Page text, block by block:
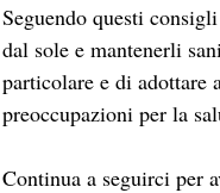
Seguendo questi
dal sole e mantenerli
particolare e di adottare
preoccupazioni per la
Continua a seguirci per